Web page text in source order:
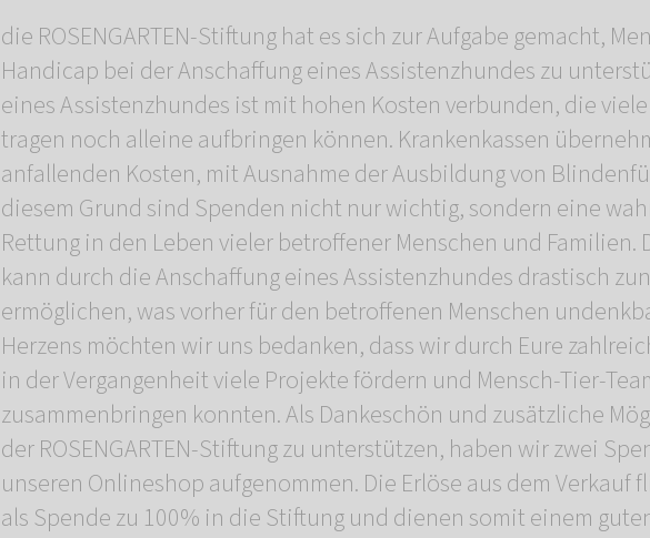
die ROSENGARTEN-Stiftung hat es sich zur Aufgabe gemacht,
Handicap bei der Anschaffung eines Assistenzhundes zu
eines Assistenzhundes ist mit hohen Kosten verbunden, die
tragen noch alleine aufbringen können. Krankenkassen
anfallenden Kosten, mit Ausnahme der Ausbildung von
diesem Grund sind Spenden nicht nur wichtig, sondern eine
Rettung in den Leben vieler betroffener Menschen und Familien.
kann durch die Anschaffung eines Assistenzhundes drastisch
ermöglichen, was vorher für den betroffenen Menschen
Herzens möchten wir uns bedanken, dass wir durch Eure
in der Vergangenheit viele Projekte fördern und Mensch-Tier-
zusammenbringen konnten. Als Dankeschön und zusätzliche
der ROSENGARTEN-Stiftung zu unterstützen, haben wir zwei
unseren Onlineshop aufgenommen. Die Erlöse aus dem Verkauf
als Spende zu 100% in die Stiftung und dienen somit einem